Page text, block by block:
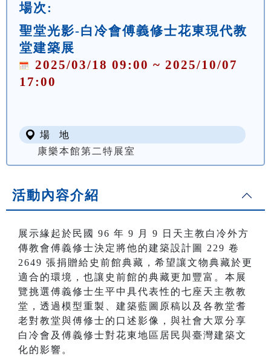
場次:
聖堂光影-白冷會傅義修士花東現代教
堂建築展
2025/03/18 09:00 ~ 2025/10/07
17:00
場 地
康樂本館第二特展室
活動內容介紹
展示緣起於民國 96 年 9 月 9 日天主教白冷外方
傳教會傅義修士決定將他的建築設計圖 229 卷
2649 張捐贈給史前館典藏，希望讓文物典藏於更
適合的環境，也讓史前館的典藏更加豐富。本展
覽挑選傅義修士生平中具代表性的七座天主教教
堂，透過模型重製、建築藍圖原稿以及各教堂耆
老對教堂與傅修士的口述影像，與社會大眾分享
白冷會及傅義修士對花東地區居民與臺灣建築文
化的影響。